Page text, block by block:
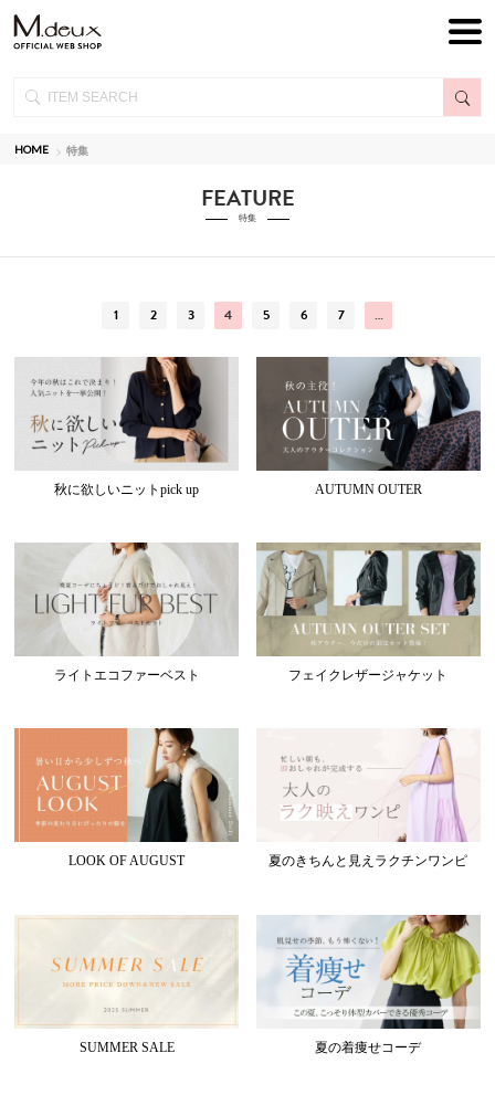
HOME 特集
FEATURE
特集
1 2 3 4 5 6 7 …
秋に欲しいニットpick up AUTUMN OUTER
ライトエコファーベスト フェイクレザージャケット
LOOK OF AUGUST 夏のきちんと見えラクチンワンピ
SUMMER SALE 夏の着痩せコーデ